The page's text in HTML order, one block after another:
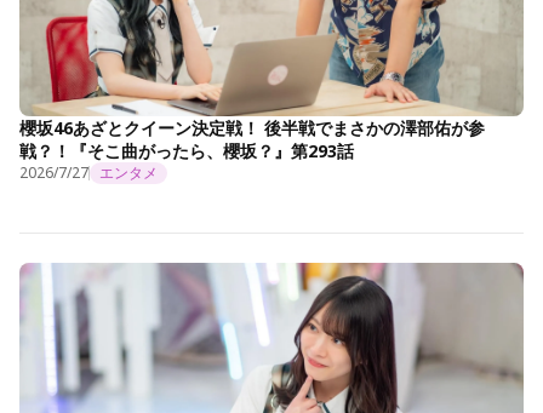
櫻坂46あざとクイーン決定戦！ 後半戦でまさかの澤部佑が参
戦？！『そこ曲がったら、櫻坂？』第293話
2026/7/27 エンタメ